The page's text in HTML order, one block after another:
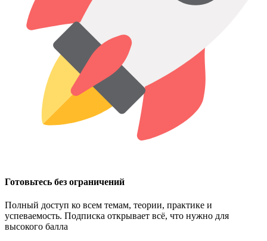
Готовьтесь без ограничений
Полный доступ ко всем темам, теории, практике и
успеваемость. Подписка открывает всё, что нужно для
высокого балла